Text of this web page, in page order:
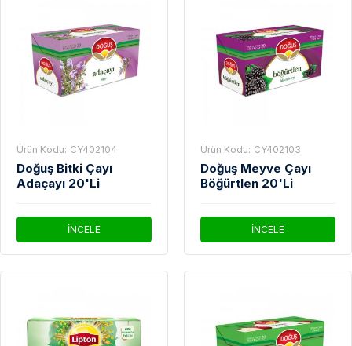
Ürün Kodu: CY402104
Doğuş Bitki Çayı
Adaçayı 20'Li
İNCELE
Ürün Kodu: CY402103
Doğuş Meyve Çayı
Böğürtlen 20'Li
İNCELE